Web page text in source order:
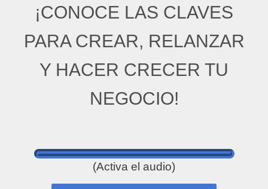
¡CONOCE LAS CLAVES
PARA CREAR, RELANZAR
Y HACER CRECER TU
NEGOCIO!
(Activa el audio)